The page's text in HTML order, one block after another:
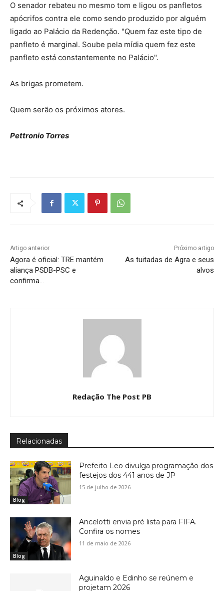
O senador rebateu no mesmo tom e ligou os panfletos
apócrifos contra ele como sendo produzido por alguém
ligado ao Palácio da Redenção. "Quem faz este tipo de
panfleto é marginal. Soube pela mídia quem fez este
panfleto está constantemente no Palácio".
As brigas prometem.
Quem serão os próximos atores.
Pettronio Torres
Artigo anterior
Agora é oficial: TRE mantém
aliança PSDB-PSC e
confirma…
Próximo artigo
As tuitadas de Agra e seus
alvos
Redação The Post PB
Relacionadas
Blog
Prefeito Leo divulga programação dos
festejos dos 441 anos de JP
15 de julho de 2026
Blog
Ancelotti envia pré lista para FIFA.
Confira os nomes
11 de maio de 2026
Aguinaldo e Edinho se reúnem e
projetam 2026